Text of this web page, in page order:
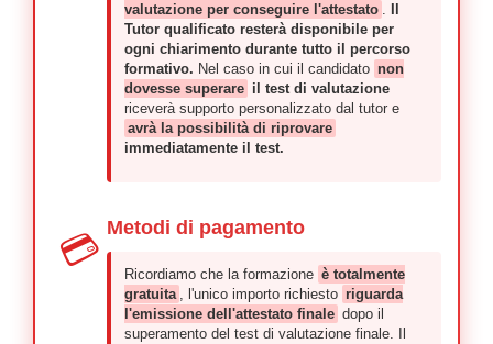
valutazione per conseguire l'attestato .
Tutor qualificato resterà disponibile per
ogni chiarimento durante tutto il percorso
formativo. Nel caso in cui il candidato non
dovesse superare il test di valutazione
riceverà supporto personalizzato dal tutor e
avrà la possibilità di riprovare
immediatamente il test.
💳
Metodi di pagamento
Ricordiamo che la formazione è totalmente
gratuita , l'unico importo richiesto riguarda
l'emissione dell'attestato finale dopo il
superamento del test di valutazione finale. Il